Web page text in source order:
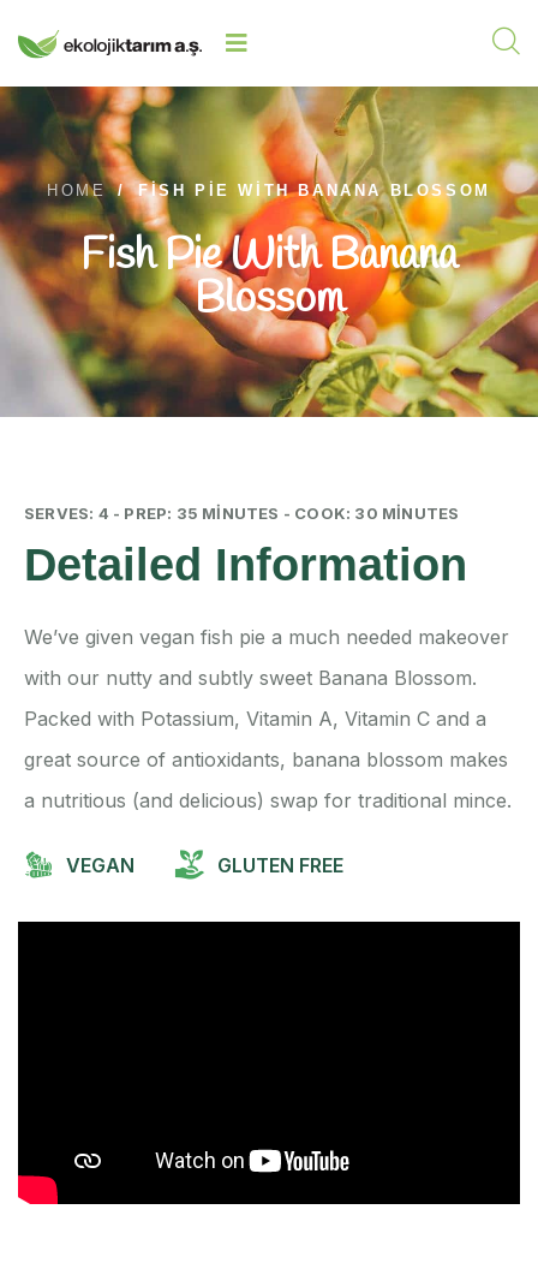
HOME / FISH PIE WITH BANANA BLOSSOM
Fish Pie With Banana
Blossom
SERVES: 4 - PREP: 35 MINUTES - COOK: 30 MINUTES
Detailed Information
We’ve given vegan fish pie a much needed makeover
with our nutty and subtly sweet Banana Blossom.
Packed with Potassium, Vitamin A, Vitamin C and a
great source of antioxidants, banana blossom makes
a nutritious (and delicious) swap for traditional mince.
VEGAN GLUTEN FREE